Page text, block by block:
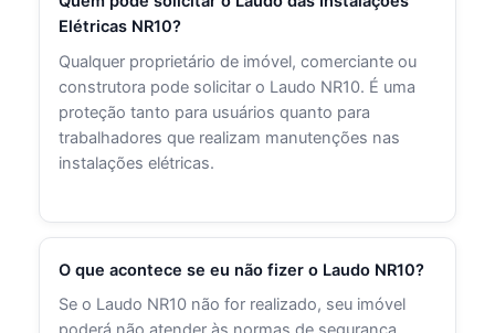
Elétricas NR10?
Qualquer proprietário de imóvel, comerciante ou
construtora pode solicitar o Laudo NR10. É uma
proteção tanto para usuários quanto para
trabalhadores que realizam manutenções nas
instalações elétricas.
O que acontece se eu não fizer o Laudo NR10?
Se o Laudo NR10 não for realizado, seu imóvel